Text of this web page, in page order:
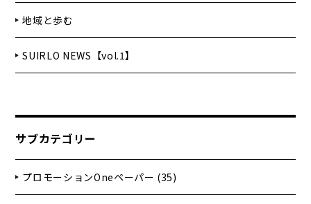
地域と歩む
SUIRLO NEWS【vol.1】
サブカテゴリー
プロモーションOneペーパー (35)